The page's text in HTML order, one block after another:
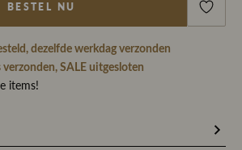
BESTEL NU
dezelfde werkdag verzonden
SALE uitgesloten
items!